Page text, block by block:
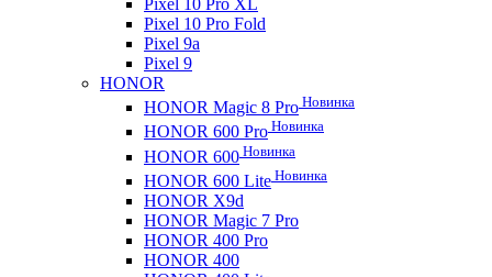
Pixel 10 Pro Fold
Pixel 9a
Pixel 9
HONOR
HONOR Magic 8 Pro Новинка
HONOR 600 Pro Новинка
HONOR 600 Новинка
HONOR 600 Lite Новинка
HONOR X9d
HONOR Magic 7 Pro
HONOR 400 Pro
HONOR 400